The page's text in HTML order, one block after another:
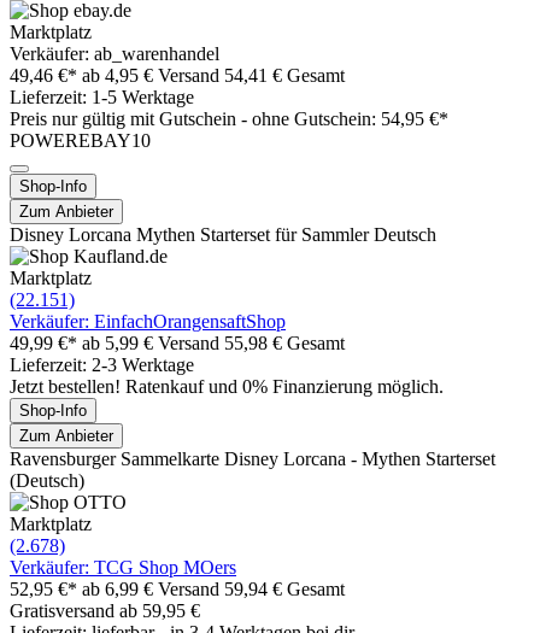
Marktplatz
Verkäufer: ab_warenhandel
49,46 €* ab 4,95 € Versand 54,41 € Gesamt
Lieferzeit: 1-5 Werktage
Preis nur gültig mit Gutschein - ohne Gutschein: 54,95 €*
POWEREBAY10
Shop-Info
Zum Anbieter
Disney Lorcana Mythen Starterset für Sammler Deutsch
Marktplatz
(22.151)
Verkäufer: EinfachOrangensaftShop
49,99 €* ab 5,99 € Versand 55,98 € Gesamt
Lieferzeit: 2-3 Werktage
Jetzt bestellen! Ratenkauf und 0% Finanzierung möglich.
Shop-Info
Zum Anbieter
Ravensburger Sammelkarte Disney Lorcana - Mythen Starterset
(Deutsch)
Marktplatz
(2.678)
Verkäufer: TCG Shop MOers
52,95 €* ab 6,99 € Versand 59,94 € Gesamt
Gratisversand ab 59,95 €